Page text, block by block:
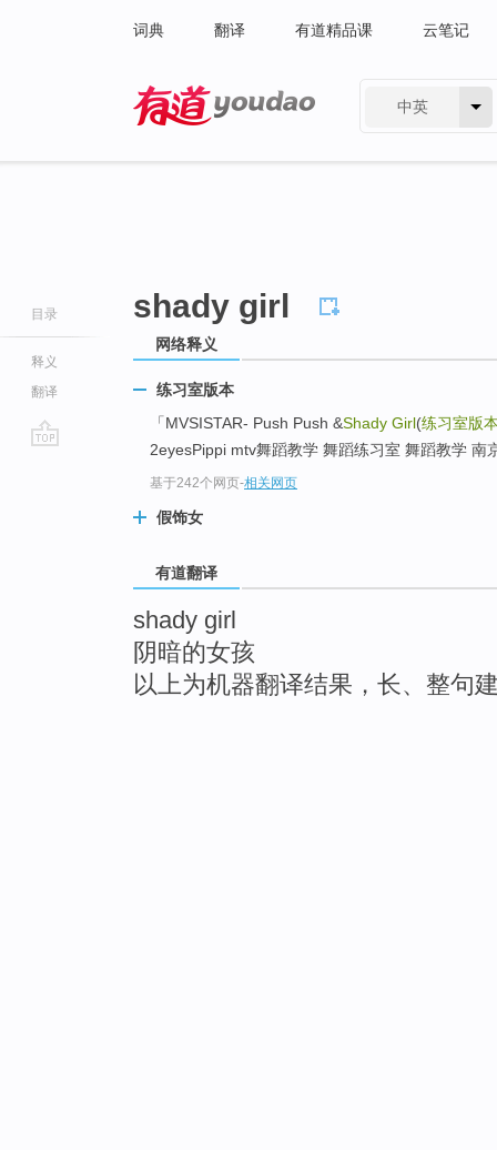
词典 翻译 有道精品课 云笔记
中英
目录
释义
翻译
shady girl
网络释义
练习室版本
「MVSISTAR- Push Push &Shady Girl(练习室版
2eyesPippi mtv舞蹈教学 舞蹈练习室 舞蹈教学
基于242个网页-相关网页
假饰女
有道翻译
shady girl
阴暗的女孩
以上为机器翻译结果，长、整句